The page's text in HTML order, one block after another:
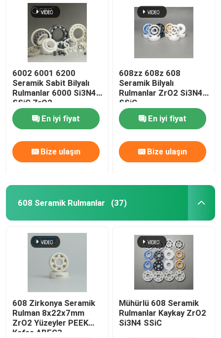
6002 6001 6200
Seramik Sabit Bilyalı
Rulmanlar 6000 Si3N4
SSiC ZrO2
En iyi fiyat
Bize ulaşın
608zz 608z 608
Seramik Bilyalı
Rulmanlar ZrO2 Si3N4
SSiC
En iyi fiyat
Bize ulaşın
608 Seramik Rulmanlar (37)
608 Zirkonya Seramik
Rulman 8x22x7mm
ZrO2 Yüzeyler PEEK
Kafes ABEC3
Mühürlü 608 Seramik
Rulmanlar Kaykay ZrO2
Si3N4 SSiC